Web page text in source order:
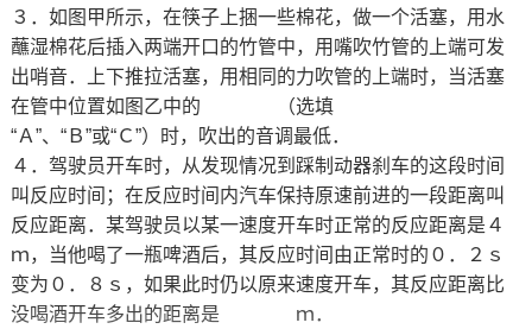
３．如图甲所示，在筷子上捆一些棉花，做一个活塞，用水
蘸湿棉花后插入两端开口的竹管中，用嘴吹竹管的上端可发
出哨音．上下推拉活塞，用相同的力吹管的上端时，当活塞
在管中位置如图乙中的 （选填
“Ａ”、“Ｂ”或“Ｃ”）时，吹出的音调最低．
４．驾驶员开车时，从发现情况到踩制动器刹车的这段时间
叫反应时间；在反应时间内汽车保持原速前进的一段距离叫
反应距离．某驾驶员以某一速度开车时正常的反应距离是４
ｍ，当他喝了一瓶啤酒后，其反应时间由正常时的０．２ｓ
变为０．８ｓ，如果此时仍以原来速度开车，其反应距离比
没喝酒开车多出的距离是 ｍ．